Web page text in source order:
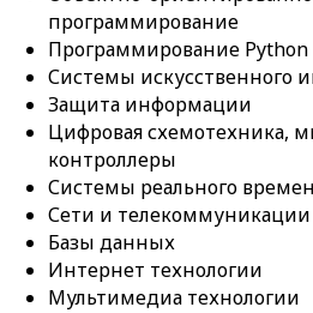
программирование
Программирование Python
Системы искусственного
Защита информации
Цифровая схемотехника,
контроллеры
Системы реального
Сети и телекоммуникации
Базы данных
Интернет технологии
Мультимедиа технологии